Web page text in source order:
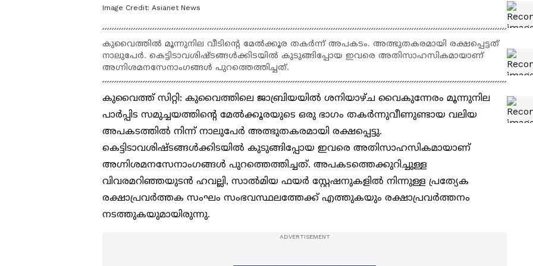
Image Credit: Asianet News
കുവൈത്തിൽ മൂന്നുനില വീടിന്‍റെ മേൽക്കൂര തകർന്ന് അപകടം. അത്ഭുതകരമായി രക്ഷപ്പെട്ടത്
നാലുപേർ. കെട്ടിടാവശിഷ്ടങ്ങൾക്കിടയിൽ കുടുങ്ങിപ്പോയ ഇവരെ അതിസാഹസികമായാണ്
അഗ്നിശമനസേനാംഗങ്ങൾ പുറത്തെത്തിച്ചത്.
കുവൈത്ത് സിറ്റി: കുവൈത്തിലെ ജാബ്രിയയിൽ ശനിയാഴ്ച വൈകുന്നേരം മൂന്നുനില
പാർപ്പിട സമുച്ചയത്തിന്റെ മേൽക്കൂരയുടെ ഒരു ഭാഗം തകർന്നുവീണുണ്ടായ വലിയ
അപകടത്തിൽ നിന്ന് നാലുപേർ അത്ഭുതകരമായി രക്ഷപ്പെട്ടു.
കെട്ടിടാവശിഷ്ടങ്ങൾക്കിടയിൽ കുടുങ്ങിപ്പോയ ഇവരെ അതിസാഹസികമായാണ്
അഗ്നിശമനസേനാംഗങ്ങൾ പുറത്തെത്തിച്ചത്. അപകടത്തെക്കുറിച്ചുള്ള
വിവരമറിഞ്ഞയുടൻ ഹവല്ലി, സാൽമിയ ഫയർ സ്റ്റേഷനുകളിൽ നിന്നുള്ള പ്രത്യേക
രക്ഷാപ്രവർത്തക സംഘം സംഭവസ്ഥലത്തേക്ക് എത്തുകയും രക്ഷാപ്രവർത്തനം
നടത്തുകയുമായിരുന്നു.